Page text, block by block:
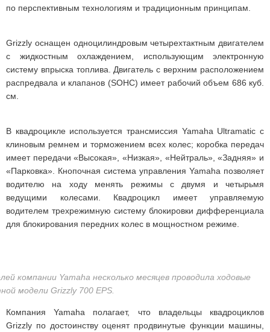
по перспективным технологиям и традиционным принципам.
Grizzly оснащен одноцилиндровым четырехтактным двигателем
с жидкостным охлаждением, использующим электронную
систему впрыска топлива. Двигатель с верхним расположением
распредвала и клапанов (SOHC) имеет рабочий объем 686 куб.
см.
В квадроцикле используется трансмиссия Yamaha Ultramatic с
клиновым ремнем и торможением всех колес; коробка передач
имеет передачи «Высокая», «Низкая», «Нейтраль», «Задняя» и
«Парковка». Кнопочная система управления Yamaha позволяет
водителю на ходу менять режимы с двумя и четырьмя
ведущими колесами. Квадроцикл имеет управляемую
водителем трехрежимную систему блокировки дифференциала
для блокирования передних колес в мощностном режиме.
компании Yamaha несколько месяцев проводила ходовые
модели Grizzly 700 EPS.
Компания Yamaha полагает, что владельцы квадроциклов
Grizzly по достоинству оценят продвинутые функции машины,